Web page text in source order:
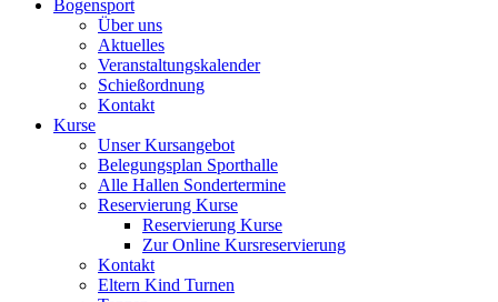
Bogensport
Über uns
Aktuelles
Veranstaltungskalender
Schießordnung
Kontakt
Kurse
Unser Kursangebot
Belegungsplan Sporthalle
Alle Hallen Sondertermine
Reservierung Kurse
Reservierung Kurse
Zur Online Kursreservierung
Kontakt
Eltern Kind Turnen